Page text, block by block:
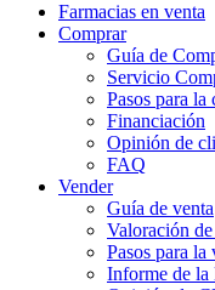
Farmacias en venta
Comprar
Guía de
Servicio
Pasos para la
Financiación
Opinión de
FAQ
Vender
Guía de venta
Valoración
Pasos para la
Informe de la